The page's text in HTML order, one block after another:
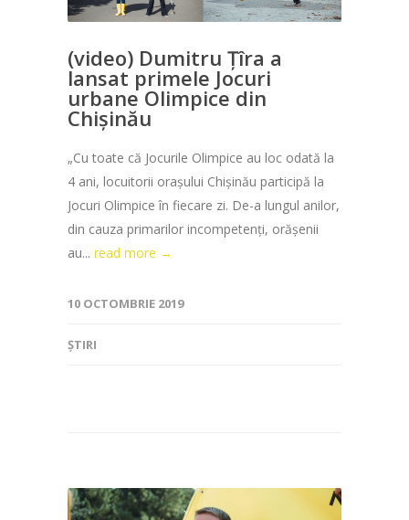
(video) Dumitru Țîra a
lansat primele Jocuri
urbane Olimpice din
Chișinău
„Cu toate că Jocurile Olimpice au loc odată la
4 ani, locuitorii orașului Chișinău participă la
Jocuri Olimpice în fiecare zi. De-a lungul anilor,
din cauza primarilor incompetenți, orășenii
au... read more →
10 OCTOMBRIE 2019
ȘTIRI